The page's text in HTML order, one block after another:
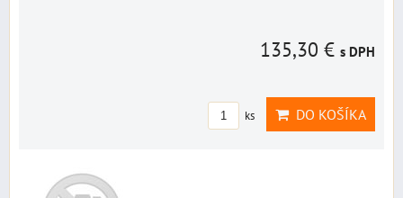
135,30 € s DPH
ks DO KOŠÍKA